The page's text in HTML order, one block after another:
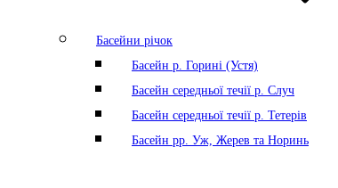
Басейни річок
Басейн р. Горині (Устя)
Басейн середньої течії р. Случ
Басейн середньої течії р. Тетерів
Басейн рр. Уж, Жерев та Норинь